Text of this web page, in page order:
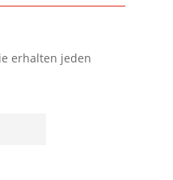
erhalten jeden